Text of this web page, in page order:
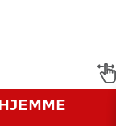
HJEMME